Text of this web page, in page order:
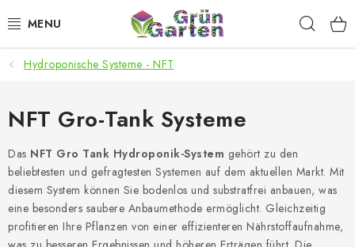
Inhalt
ANGEBOTE
LED PFLANZENLAMPEN
ANBAUBEDARF FÜR DEN HEIMANBAU
AQUARISTIK
MICROGREENS
Hydroponische Systeme - NFT
NFT Gro-Tank Systeme
Das NFT Gro Tank Hydroponik-System gehört zu den
beliebtesten und gefragtesten Systemen auf dem aktuellen Markt. Mit
diesem System können Sie bodenlos und substratfrei anbauen, was
eine besonders saubere Anbaumethode ermöglicht. Gleichzeitig
profitieren Ihre Pflanzen von einer effizienteren Nährstoffaufnahme,